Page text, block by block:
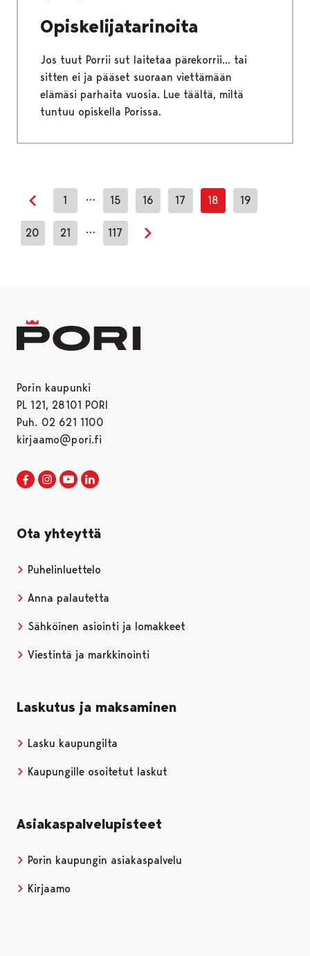
Opiskelijatarinoita
Jos tuut Porrii sut laitetaa pärekorrii... tai
sitten ei ja pääset suoraan viettämään
elämäsi parhaita vuosia. Lue täältä, miltä
tuntuu opiskella Porissa.
Edellinen sivu
1 … 15 16 17 18 19
20 21 … 117
Seuraava sivu
Porin kaupunki
PL 121, 28101 PORI
Puh. 02 621 1100
kirjaamo@pori.fi
Porin kaupunki Facebookissa
Avautuu uudessa välilehdessä
Porin kaupunki Instagramissa
Avautuu uudessa välilehdessä
Porin kaupunki Youtubessa
Avautuu uudessa välilehdessä
Ota yhteyttä
Puhelinluettelo
Anna palautetta
Sähköinen asiointi ja lomakkeet
Viestintä ja markkinointi
Laskutus ja maksaminen
Lasku kaupungilta
Kaupungille osoitetut laskut
Asiakaspalvelupisteet
Porin kaupungin asiakaspalvelu
Kirjaamo